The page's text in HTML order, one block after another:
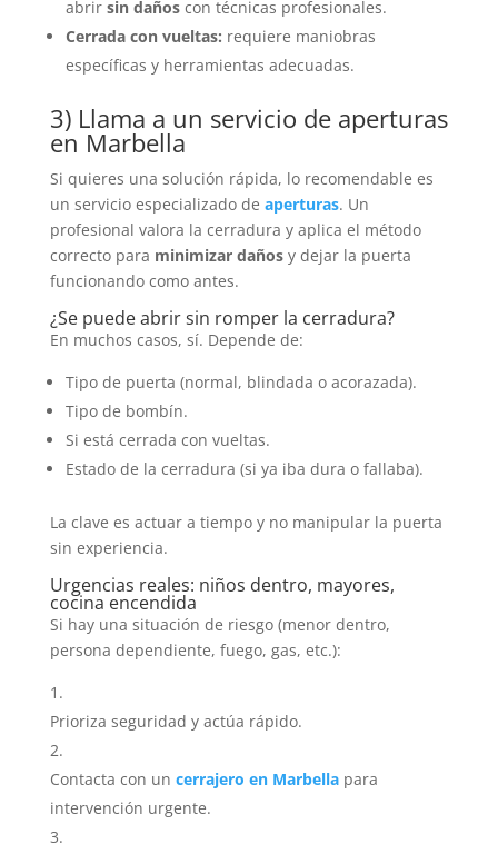
abrir sin dañoscon técnicas profesionales.
Cerrada con vueltas: requiere maniobras
específicas y herramientas adecuadas.
3) Llama a un servicio de aperturas
en Marbella
Si quieres una solución rápida, lo recomendable es
un servicio especializado de aperturas. Un
profesional valora la cerradura y aplica el método
correcto para minimizar dañosy dejar la puerta
funcionando como antes.
¿Se puede abrir sin romper la cerradura?
En muchos casos, sí. Depende de:
Tipo de puerta (normal, blindada o acorazada).
Tipo de bombín.
Si está cerrada con vueltas.
Estado de la cerradura (si ya iba dura o fallaba).
La clave es actuar a tiempo y no manipular la puerta
sin experiencia.
Urgencias reales: niños dentro, mayores,
cocina encendida
Si hay una situación de riesgo (menor dentro,
persona dependiente, fuego, gas, etc.):
Prioriza seguridad y actúa rápido.
Contacta con un cerrajero en Marbellapara
intervención urgente.